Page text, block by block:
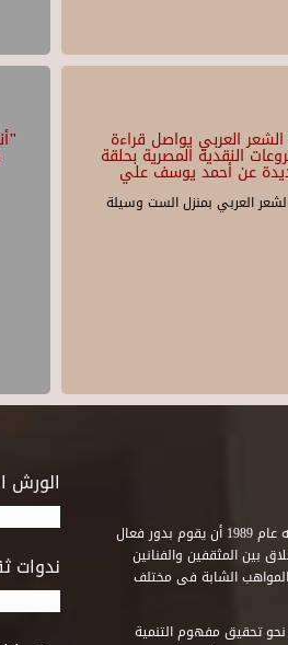
العربي يواصل قراءة
النقدية المصرية بحلقة
عن أحمد يوسف علي
العربي بمنزل الست وسيلة
الورش
ندوات
استطاع صندوق التنمية الثقافية على مدى خمسة وثلاثون عاماً منذ إنشائه عام 1989 أن يقوم بدور فعال
بين المثقفين والفنانين
الشابة فى مختلف
تحقيق مفهوم التنمية